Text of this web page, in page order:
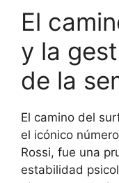
El
y la
de la
El camino del
el icónico
Rossi, fue una
estabilidad